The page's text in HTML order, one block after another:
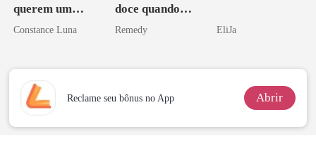
querem um
casamento
Constance Luna
doce quando
você é uma
Remedy EliJa
Reclame seu bônus no App Abrir